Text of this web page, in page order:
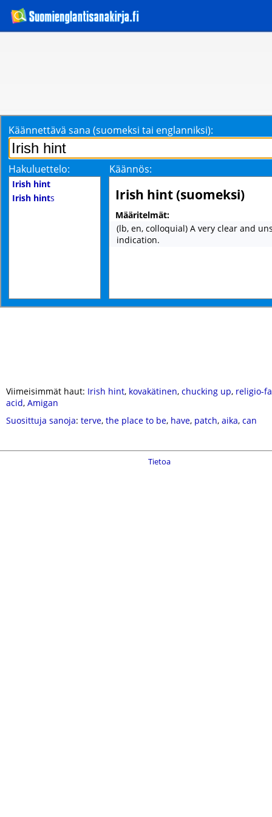
Käännettävä sana (suomeksi tai englanniksi):
Hakuluettelo: Käännös:
Irish hint
Irish hints Irish hint (suomeksi)
Määritelmät:
(lb, en, colloquial) A very clear and
indication.
Viimeisimmät haut: Irish hint, kovakätinen, chucking up, religio-
acid, Amigan
Suosittuja sanoja: terve, the place to be, have, patch, aika, can
Tietoa